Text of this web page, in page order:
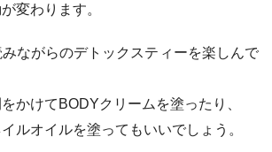
変わります。
ながらのデトックスティーを楽しんで
かけてBODYクリームを塗ったり、
ルオイルを塗ってもいいでしょう。